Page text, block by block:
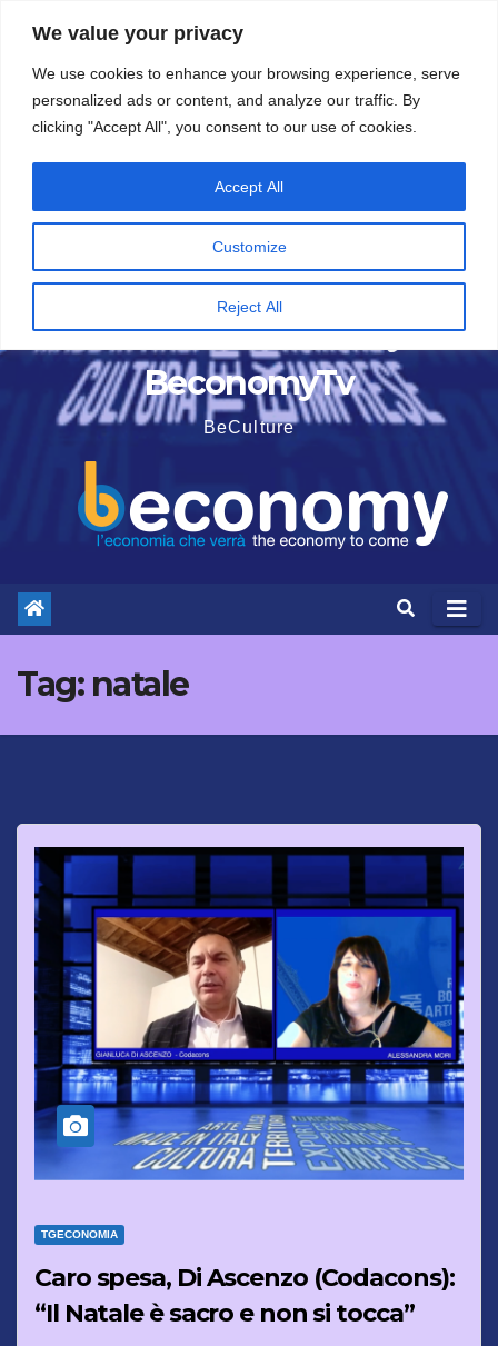
We value your privacy
We use cookies to enhance your browsing experience, serve
personalized ads or content, and analyze our traffic. By
clicking "Accept All", you consent to our use of cookies.
Customize
Reject All
Accept All
contenuto
5 Agosto 2026
BeconomyTv
BeCulture
Tag: natale
TGECONOMIA
Caro spesa, Di Ascenzo (Codacons):
“Il Natale è sacro e non si tocca”